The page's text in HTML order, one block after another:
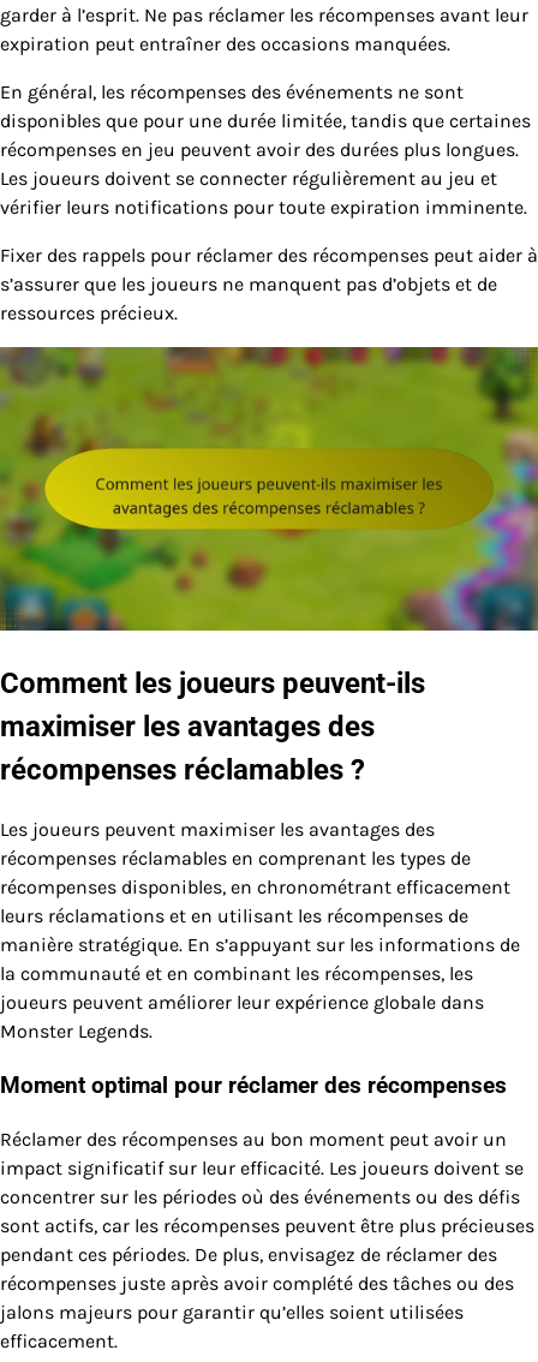
garder à l’esprit. Ne pas réclamer les récompenses avant leur
expiration peut entraîner des occasions manquées.
En général, les récompenses des événements ne sont
disponibles que pour une durée limitée, tandis que certaines
récompenses en jeu peuvent avoir des durées plus longues.
Les joueurs doivent se connecter régulièrement au jeu et
vérifier leurs notifications pour toute expiration imminente.
Fixer des rappels pour réclamer des récompenses peut aider à
s’assurer que les joueurs ne manquent pas d’objets et de
ressources précieux.
Comment les joueurs peuvent-ils
maximiser les avantages des
récompenses réclamables ?
Les joueurs peuvent maximiser les avantages des
récompenses réclamables en comprenant les types de
récompenses disponibles, en chronométrant efficacement
leurs réclamations et en utilisant les récompenses de
manière stratégique. En s’appuyant sur les informations de
la communauté et en combinant les récompenses, les
joueurs peuvent améliorer leur expérience globale dans
Monster Legends.
Moment optimal pour réclamer des récompenses
Réclamer des récompenses au bon moment peut avoir un
impact significatif sur leur efficacité. Les joueurs doivent se
concentrer sur les périodes où des événements ou des défis
sont actifs, car les récompenses peuvent être plus précieuses
pendant ces périodes. De plus, envisagez de réclamer des
récompenses juste après avoir complété des tâches ou des
jalons majeurs pour garantir qu’elles soient utilisées
efficacement.